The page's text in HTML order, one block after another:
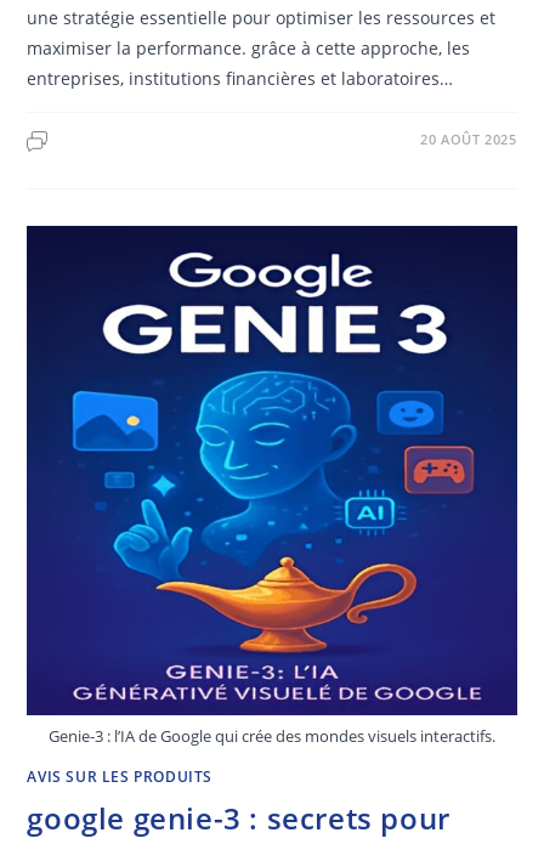
une stratégie essentielle pour optimiser les ressources et
maximiser la performance. grâce à cette approche, les
entreprises, institutions financières et laboratoires…
20 AOÛT 2025
Genie-3 : l’IA de Google qui crée des mondes visuels interactifs.
AVIS SUR LES PRODUITS
google genie-3 : secrets pour